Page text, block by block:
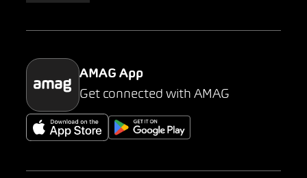
Parking
AMAG App
Get connected with AMAG